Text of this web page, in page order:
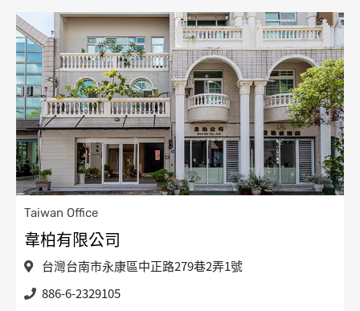
Taiwan Office
韋柏有限公司
台灣台南市永康區中正路279巷2弄1號
886-6-2329105